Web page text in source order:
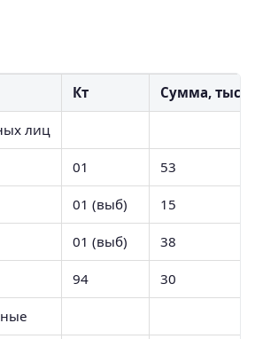
Кт Сумма, тыс.
лиц
01 53
01 (выб) 15
01 (выб) 38
94 30